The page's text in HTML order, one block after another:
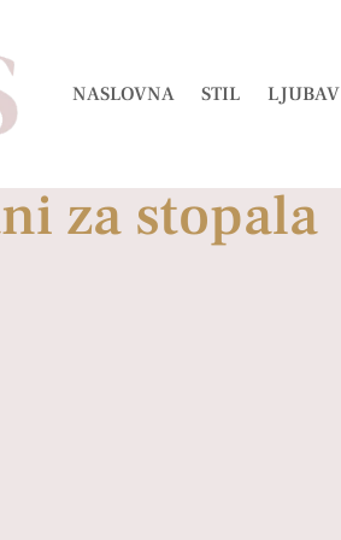
NASLOVNA STIL LJUBAV
za stopala